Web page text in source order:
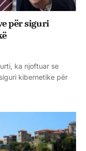
për siguri
ka njoftuar se
kibernetike për